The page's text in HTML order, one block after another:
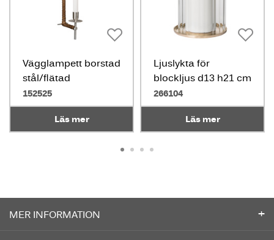
Vägglampett borstad
stål/flätad
152525
Läs mer
Ljuslykta för
blockljus d13 h21 cm
mässing/glas
266104
Läs mer
MER INFORMATION